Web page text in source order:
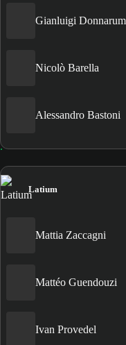
Gianluigi
Nicolò Barella
Alessandro Bastoni
Latium
Mattia Zaccagni
Mattéo Guendouzi
Ivan Provedel